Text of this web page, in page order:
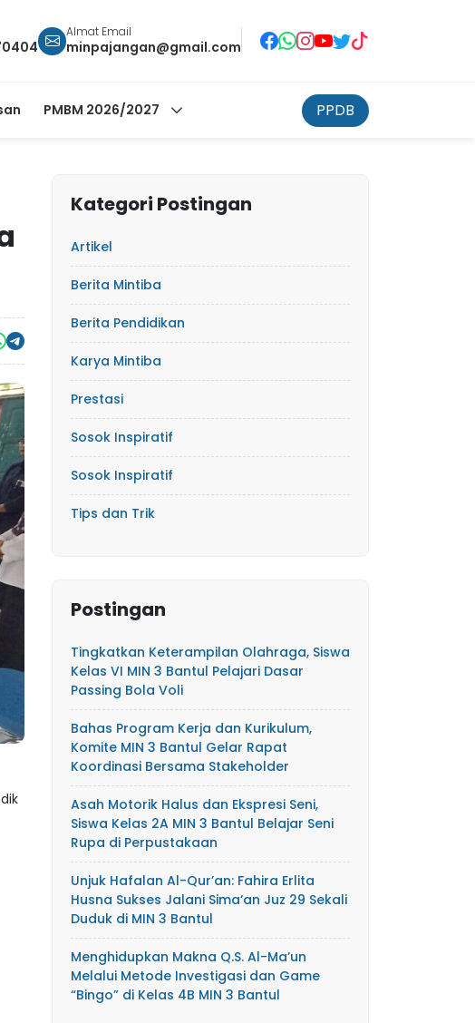
Almat Email
minpajangan@gmail.com
PMBM 2026/2027 PPDB
Kategori Postingan
Artikel
Berita Mintiba
Berita Pendidikan
Karya Mintiba
Prestasi
Sosok Inspiratif
Sosok Inspiratif
Tips dan Trik
Postingan
Tingkatkan Keterampilan Olahraga, Siswa
Kelas VI MIN 3 Bantul Pelajari Dasar
Passing Bola Voli
Bahas Program Kerja dan Kurikulum,
Komite MIN 3 Bantul Gelar Rapat
Koordinasi Bersama Stakeholder
Asah Motorik Halus dan Ekspresi Seni,
Siswa Kelas 2A MIN 3 Bantul Belajar Seni
Rupa di Perpustakaan
Unjuk Hafalan Al-Qur’an: Fahira Erlita
Husna Sukses Jalani Sima’an Juz 29 Sekali
Duduk di MIN 3 Bantul
Menghidupkan Makna Q.S. Al-Ma’un
Melalui Metode Investigasi dan Game
“Bingo” di Kelas 4B MIN 3 Bantul